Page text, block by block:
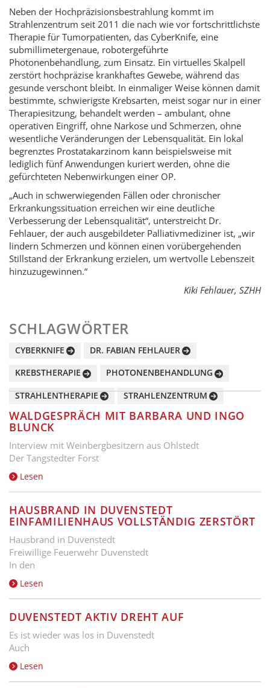
Neben der Hochpräzisionsbestrahlung kommt im
Strahlenzentrum seit 2011 die nach wie vor fortschrittlichste
Therapie für Tumorpatienten, das CyberKnife, eine
submillimetergenaue, robotergeführte
Photonenbehandlung, zum Einsatz. Ein virtuelles Skalpell
zerstört hochpräzise krankhaftes Gewebe, während das
gesunde verschont bleibt. In einmaliger Weise können damit
bestimmte, schwierigste Krebsarten, meist sogar nur in einer
Therapiesitzung, behandelt werden – ambulant, ohne
operativen Eingriff, ohne Narkose und Schmerzen, ohne
wesentliche Veränderungen der Lebensqualität. Ein lokal
begrenztes Prostatakarzinom kann beispielsweise mit
lediglich fünf Anwendungen kuriert werden, ohne die
gefürchteten Nebenwirkungen einer OP.
„Auch in schwerwiegenden Fällen oder chronischer
Erkrankungssituation erreichen wir eine deutliche
Verbesserung der Lebensqualität“, unterstreicht Dr.
Fehlauer, der auch ausgebildeter Palliativmediziner ist, „wir
lindern Schmerzen und können einen vorübergehenden
Stillstand der Erkrankung erzielen, um wertvolle Lebenszeit
hinzuzugewinnen.“
Kiki Fehlauer, SZHH
SCHLAGWÖRTER
CYBERKNIFE
DR. FABIAN FEHLAUER
KREBSTHERAPIE
PHOTONENBEHANDLUNG
STRAHLENTHERAPIE
STRAHLENZENTRUM
WALDGESPRÄCH MIT BARBARA UND INGO
BLUNCK
Interview mit Weinbergbesitzern aus Ohlstedt
Der Tangstedter Forst
Lesen
HAUSBRAND IN DUVENSTEDT
EINFAMILIENHAUS VOLLSTÄNDIG ZERSTÖRT
Hausbrand in Duvenstedt
Freiwillige Feuerwehr Duvenstedt
In den
Lesen
DUVENSTEDT AKTIV DREHT AUF
Es ist wieder was los in Duvenstedt
Auch
Lesen